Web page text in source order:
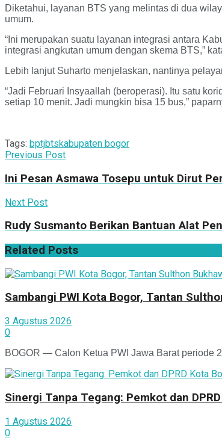
Diketahui, layanan BTS yang melintas di dua
umum.
“Ini merupakan suatu layanan integrasi antara
integrasi angkutan umum dengan skema BTS,”
Lebih lanjut Suharto menjelaskan, nantinya
“Jadi Februari Insyaallah (beroperasi). Itu satu
setiap 10 menit. Jadi mungkin bisa 15 bus,”
Tags: bptjbtskabupaten bogor
Previous Post
Ini Pesan Asmawa Tosepu untuk Dirut
Next Post
Rudy Susmanto Berikan Bantuan Alat
Related Posts
Sambangi PWI Kota Bogor, Tantan
3 Agustus 2026
0
BOGOR — Calon Ketua PWI Jawa Barat periode
Sinergi Tanpa Tegang: Pemkot dan
1 Agustus 2026
0